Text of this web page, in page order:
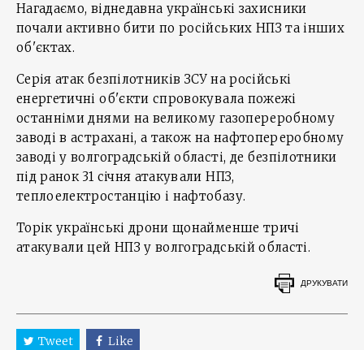
Нагадаємо, віднедавна українські захисники
почали активно бити по російських НПЗ та інших
об'єктах.
Серія атак безпілотників ЗСУ на російські
енергетичні об'єкти спровокувала пожежі
останніми днями на великому газопереробному
заводі в астрахані, а також на нафтопереробному
заводі у волгоградській області, де безпілотники
під ранок 31 січня атакували НПЗ,
теплоелектростанцію і нафтобазу.
Торік українські дрони щонайменше тричі
атакували цей НПЗ у волгоградській області.
ДРУКУВАТИ
Tweet Like